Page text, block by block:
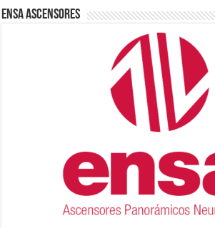
ENSA Ascensores